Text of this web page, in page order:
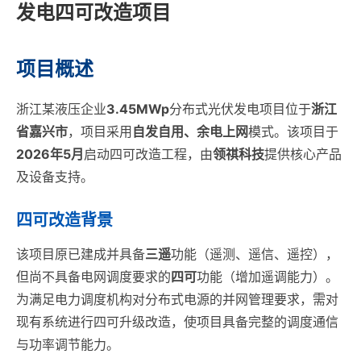
发电四可改造项目
项目概述
浙江某液压企业3.45MWp分布式光伏发电项目位于浙江
省嘉兴市，项目采用 自发自用、余电上网模式。该项目于
2026年5月 启动四可改造工程，由领祺科技提供核心产品
及设备支持。
四可改造背景
该项目原已建成并具备三遥功能（遥测、遥信、遥控），
但尚不具备电网调度要求的四可功能（增加遥调能力）。
为满足电力调度机构对分布式电源的并网管理要求，需对
现有系统进行四可升级改造，使项目具备完整的调度通信
与功率调节能力。